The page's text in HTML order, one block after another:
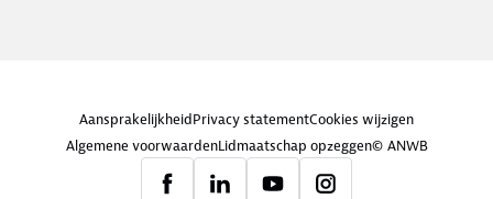
AansprakelijkheidPrivacy statementCookies wijzigen
Algemene voorwaardenLidmaatschap opzeggen© ANWB